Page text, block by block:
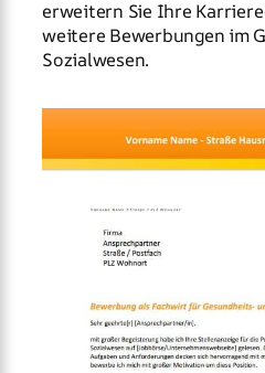
erweitern Sie Ihre
weitere Bewerbungen im
Sozialwesen.